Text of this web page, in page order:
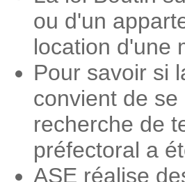
ou d'un
location d'une
Pour savoir si
convient de
recherche de
préfectoral a
ASE réalise